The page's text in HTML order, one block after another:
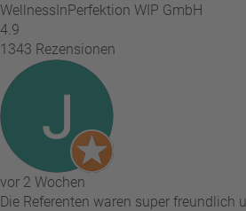
WellnessInPerfektion WIP GmbH
4.9
1343 Rezensionen
vor 2 Wochen
Die Referenten waren super freundlich